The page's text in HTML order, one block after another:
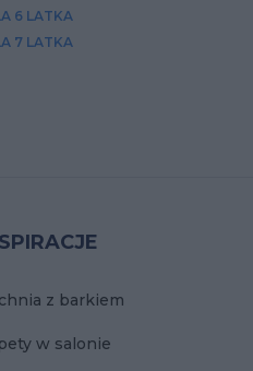
6 LATKA
7 LATKA
z barkiem
w salonie